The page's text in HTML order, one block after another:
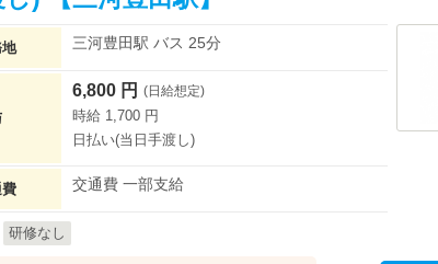
三河豊田駅 バス 25分
6,800 円 (日給想定)
時給 1,700 円
日払い(当日手渡し)
交通費 一部支給
研修なし